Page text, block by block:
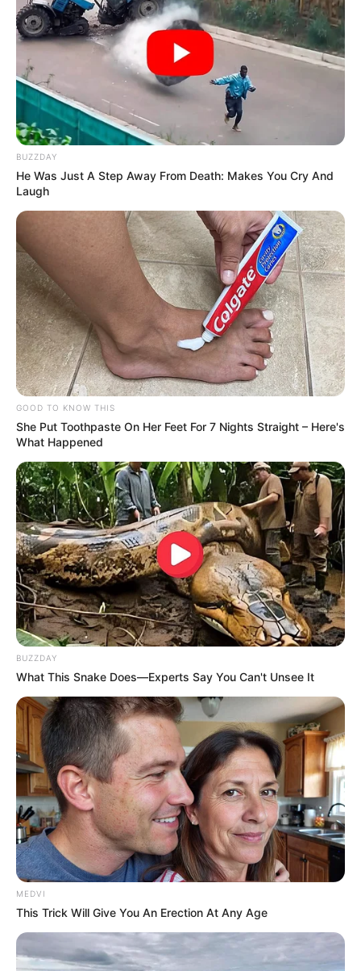
BUZZDAY
He Was Just A Step Away From Death: Makes You Cry And
Laugh
GOOD TO KNOW THIS
She Put Toothpaste On Her Feet For 7 Nights Straight – Here's
What Happened
BUZZDAY
What This Snake Does—Experts Say You Can't Unsee It
MEDVI
This Trick Will Give You An Erection At Any Age